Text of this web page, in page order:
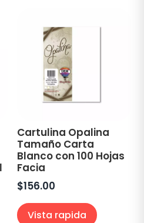
Cartulina Opalina
Tamaño Carta
Blanco con 100 Hojas
Facia
$156.00
Vista rapida